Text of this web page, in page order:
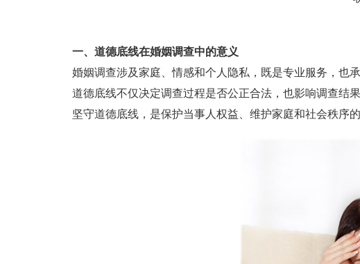
一、道德底线在婚姻调查中的意义
婚姻调查涉及家庭、情感和个人隐私，既是专业服务，也承
道德底线不仅决定调查过程是否公正合法，也影响调查结果
坚守道德底线，是保护当事人权益、维护家庭和社会秩序的